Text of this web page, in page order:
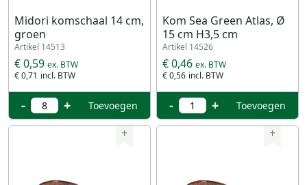
Midori komschaal 14 cm,
groen
Artikel 14513
€ 0,71
€ 0,59
- + Toevoegen
Kom Sea Green Atlas, Ø
15 cm H3,5 cm
Artikel 14526
€ 0,56
€ 0,46
- + Toevoegen
+ +